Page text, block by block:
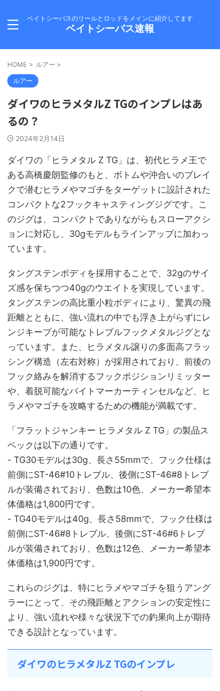
ベイトシーバスのリールとロッドをメインに紹介してます
ベイトシーバス速報
HOME > ルアー >
ルアー
ダイワのヒラメタルZ TGのインプレはあ
るの？
2024年2月14日
ダイワの「ヒラメタル Z TG」は、初代ヒラメ王で
ある高橋慶朗監修のもと、ボトムや沖合いのブレイ
クで潜むヒラメやマゴチをターゲットに設計された
コンパクトな2フックキャスティングジグです。こ
のジグは、コンパクトでありながらもスローアクシ
ョンに対応し、30gモデルもラインアップに加わっ
ています。
タングステンボディを採用することで、32gのサイ
ズ感を保ちつつ40gのウエイトを実現しています。
タングステンの高比重小粒ボディにより、驚異の飛
距離とともに、強い流れの中でも浮き上がらずにレ
ンジキープが可能なトレブルフックメタルジグとな
っています。また、ヒラメタル譲りの多面高フラッ
シング構造（左右対称）が採用されており、前後の
フック絡みを解消するフックポジションリミッター
や、着脱可能なバイトマーカーティンセルなど、ヒ
ラメやマゴチを攻略するための機能が満載です。
「フラットジャンキー ヒラメタル Z TG」の製品ス
ペックは以下の通りです。
- TG30モデルは30g、長さ55mmで、フック仕様は
前側にST-46#10トレブル、後側にST-46#8トレブ
ルが装備されており、色数は10色、メーカー希望本
体価格は1,800円です。
- TG40モデルは40g、長さ58mmで、フック仕様は
前側にST-46#8トレブル、後側にST-46#6トレブ
ルが装備されており、色数は12色、メーカー希望本
体価格は1,900円です。
これらのジグは、特にヒラメやマゴチを狙うアング
ラーにとって、その飛距離とアクションの安定性に
より、強い流れや様々な状況下での釣果向上が期待
できる設計となっています。
ダイワのヒラメタルZ TGのインプレ